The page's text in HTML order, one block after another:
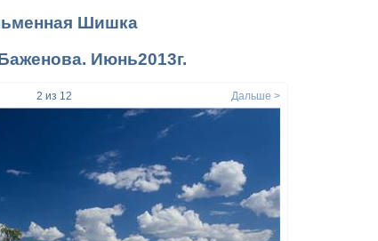
Шишка
Июнь2013г.
2 из 12 Дальше >